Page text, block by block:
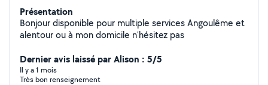
Présentation
Bonjour disponible pour multiple services Angoulême et
alentour ou à mon domicile n'hésitez pas
Dernier avis laissé par Alison : 5/5
Il y a 1 mois
Très bon renseignement